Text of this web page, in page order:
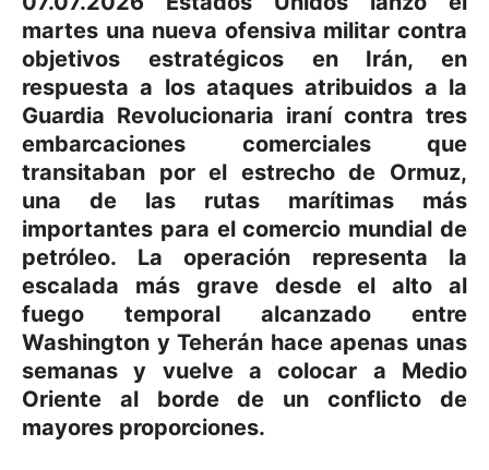
martes una nueva ofensiva militar contra
objetivos estratégicos en Irán, en
respuesta a los ataques atribuidos a la
Guardia Revolucionaria iraní contra tres
embarcaciones comerciales que
transitaban por el estrecho de Ormuz,
una de las rutas marítimas más
importantes para el comercio mundial de
petróleo. La operación representa la
escalada más grave desde el alto al
fuego temporal alcanzado entre
Washington y Teherán hace apenas unas
semanas y vuelve a colocar a Medio
Oriente al borde de un conflicto de
mayores proporciones.